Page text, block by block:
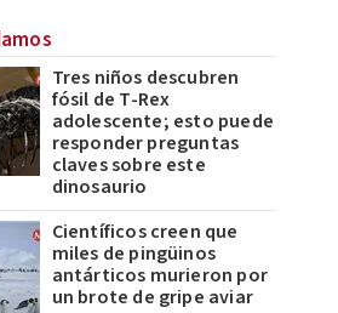
Tres niños descubren
fósil de T-Rex
adolescente; esto puede
responder preguntas
claves sobre este
dinosaurio
Científicos creen que
miles de pingüinos
antárticos murieron por
un brote de gripe aviar